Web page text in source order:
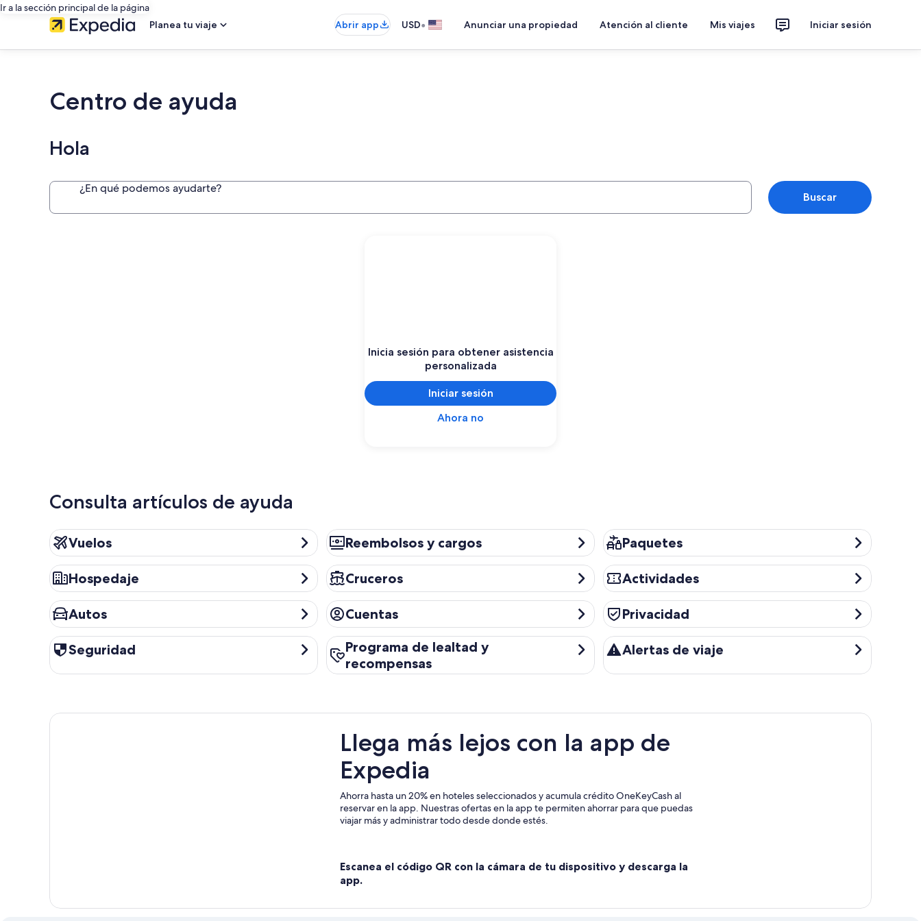
Ir a la sección principal de la página
Planea tu viaje
Abrir app USD• Anunciar una propiedad Atención al cliente Mis viajes Iniciar sesión
Centro de ayuda
Hola
¿En qué podemos ayudarte?
Buscar
Inicia sesión para obtener asistencia
personalizada
Iniciar sesión
Ahora no
Consulta artículos de ayuda
Vuelos
Vuelos Reembolsos y cargos
Reembolsos y cargos Paquetes
Paquetes
Hospedaje
Hospedaje Cruceros
Cruceros Actividades
Actividades
Autos
Autos Cuentas
Cuentas Privacidad
Privacidad
Seguridad
Seguridad
Programa de lealtad y
recompensas
Programa de lealtad y recompensas Alertas de viaje
Alertas de viaje
Llega más lejos con la app de
Expedia
Ahorra hasta un 20% en hoteles seleccionados y acumula crédito OneKeyCash al
reservar en la app. Nuestras ofertas en la app te permiten ahorrar para que puedas
viajar más y administrar todo desde donde estés.
Escanea el código QR con la cámara de tu dispositivo y descarga la
app.